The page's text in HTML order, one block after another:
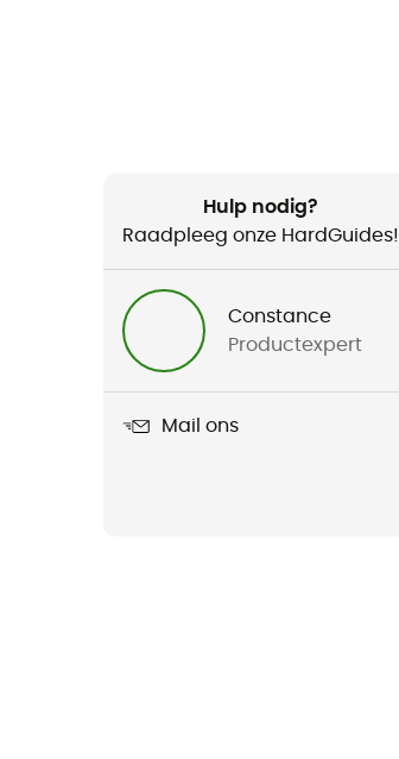
Hulp nodig?
Raadpleeg onze HardGuides!
Constance
Productexpert
Mail ons